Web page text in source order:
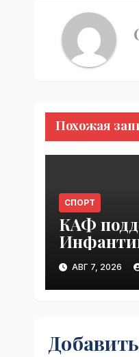
Похожая
СПОРТ
КАФ
встречи
Марокко
АВГ 7, 2026